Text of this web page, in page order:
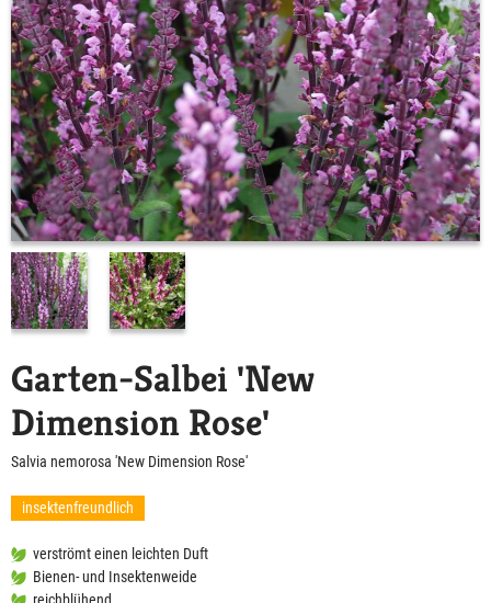
Garten-Salbei 'New
Dimension Rose'
Salvia nemorosa 'New Dimension Rose'
insektenfreundlich
verströmt einen leichten Duft
Bienen- und Insektenweide